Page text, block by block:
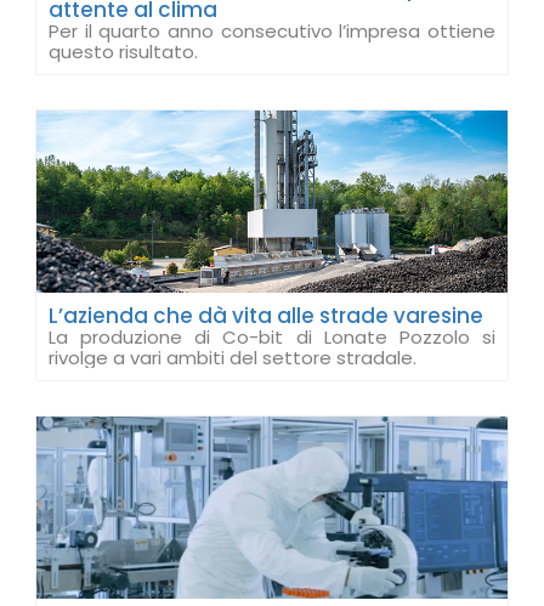
attente al clima
Per il quarto anno consecutivo l’impresa ottiene
questo risultato.
L’azienda che dà vita alle strade varesine
La produzione di Co-bit di Lonate Pozzolo si
rivolge a vari ambiti del settore stradale.